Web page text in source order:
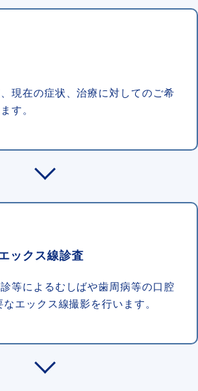
現在の症状、治療に対してのご希
す。
ックス線診査
等によるむしばや歯周病等の口腔
エックス線撮影を行います。